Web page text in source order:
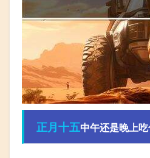
正月十五中午还是晚上